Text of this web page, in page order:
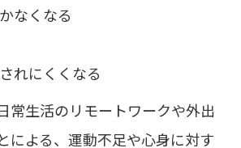
なくなる
れにくくなる
常生活のリモートワークや外出
による、運動不足や心身に対す